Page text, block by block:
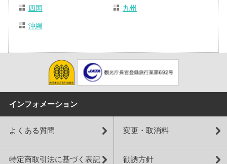
四国 九州
沖縄
インフォメーション
よくある質問 変更・取消料
特定商取引法に基づく表記 勧誘方針